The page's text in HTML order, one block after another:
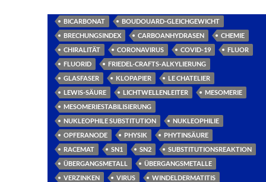
BICARBONAT
BOUDOUARD-GLEICHGEWICHT
BRECHUNGSINDEX
CARBOANHYDRASEN
CHEMIE
CHIRALITÄT
CORONAVIRUS COVID-19
FLUOR
FLUORID
FRIEDEL-CRAFTS-ALKYLIERUNG
GLASFASER
KLOPAPIER
LE CHATELIER
LEWIS-SÄURE
LICHTWELLENLEITER
MESOMERIE
MESOMERIESTABILISIERUNG
NUKLEOPHILE SUBSTITUTION
NUKLEOPHILIE
OPFERANODE
PHYSIK
PHYTINSÄURE
RACEMAT
SN1 SN2
SUBSTITUTIONSREAKTION
ÜBERGANGSMETALL
ÜBERGANGSMETALLE
VERZINKEN
VIRUS
WINDELDERMATITIS